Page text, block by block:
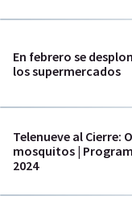
En febrero se
los supermercados
Telenueve al Cierre:
mosquitos |
2024